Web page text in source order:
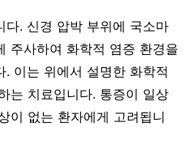
다. 신경 압박 부위에 국소마
주사하여 화학적 염증 환경을
이는 위에서 설명한 화학적
는 치료입니다. 통증이 일상
이 없는 환자에게 고려됩니